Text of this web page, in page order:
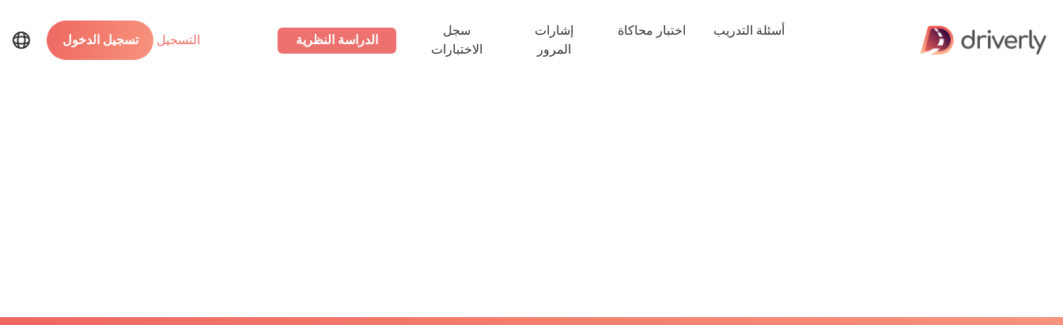
أسئلة التدريب اختبار محاكاة
إشارات
المرور
سجل
الاختبارات
الدراسة النظرية التسجيل تسجيل الدخول